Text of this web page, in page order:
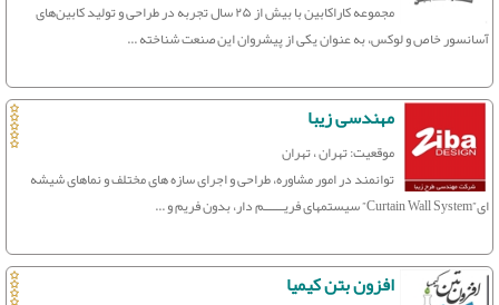
مجموعه کاراکابین با بیش از ۲۵ سال تجربه در طراحی و تولید کابین‌های
آسانسور خاص و لوکس، به عنوان یکی از پیشروان این صنعت شناخته ...
مهندسی زیبا
موقعیت: تهران ، تهران
توانمند در امور مشاوره، طراحی و اجرای سازه های مختلف و نماهای شیشه
ای”Curtain Wall System” سیستمهای فریــــــم دار، بدون فریم و ...
افزون بتن کیمیا